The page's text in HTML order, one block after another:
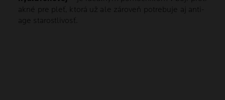
akné pre pleť, ktorá už ale zároveň potrebuje aj anti-
age starostlivosť.